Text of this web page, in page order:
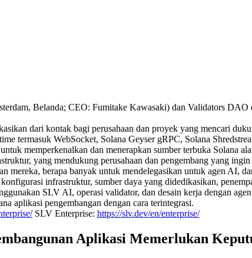
Belanda; CEO: Fumitake Kawasaki) dan Validators DAO
dari kontak bagi perusahaan dan proyek yang mencari
termasuk WebSocket, Solana Geyser gRPC, Solana
memperkenalkan dan menerapkan sumber terbuka
yang mendukung perusahaan dan pengembang yang
mereka, berapa banyak untuk mendelegasikan untuk agen AI,
infrastruktur, sumber daya yang didedikasikan,
SLV AI, operasi validator, dan desain kerja dengan
aplikasi pengembangan dengan cara terintegrasi.
SLV Enterprise: https://slv.dev/en/enterprise/
Aplikasi Memerlukan